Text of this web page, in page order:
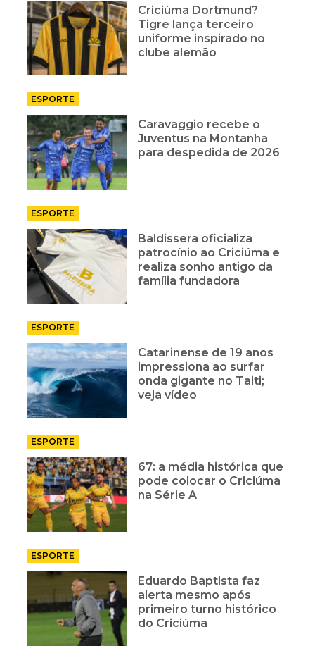
Criciúma Dortmund?
Tigre lança terceiro
uniforme inspirado no
clube alemão
ESPORTE
Caravaggio recebe o
Juventus na Montanha
para despedida de 2026
ESPORTE
Baldissera oficializa
patrocínio ao Criciúma e
realiza sonho antigo da
família fundadora
ESPORTE
Catarinense de 19 anos
impressiona ao surfar
onda gigante no Taiti;
veja vídeo
ESPORTE
67: a média histórica que
pode colocar o Criciúma
na Série A
ESPORTE
Eduardo Baptista faz
alerta mesmo após
primeiro turno histórico
do Criciúma